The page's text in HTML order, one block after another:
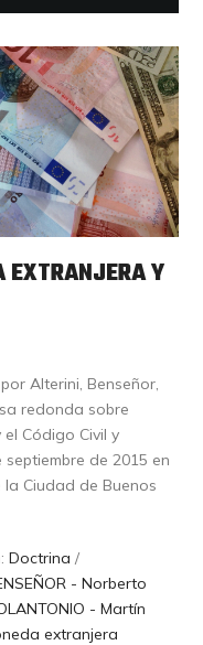
EXTRANJERA Y
Alterini, Benseñor,
redonda sobre
Código Civil y
de 2015 en
Ciudad de Buenos
Doctrina /
- Norberto
- Martín
extranjera